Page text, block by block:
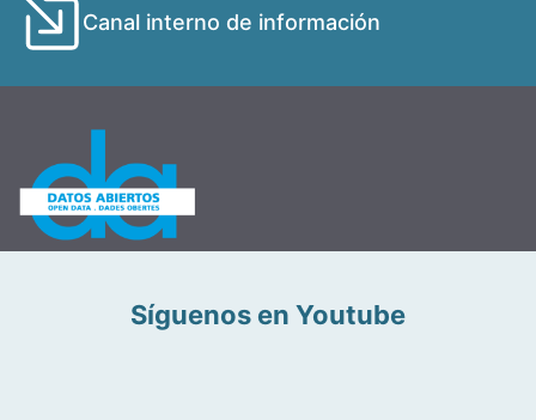
Canal interno de información
Síguenos en Youtube